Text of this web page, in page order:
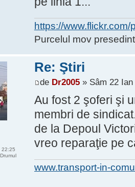
https://
Purcelul mov
Re: Ştiri
de Dr2005» Sâm 22 Ian
Au fost 2 şoferi şi
membri de
de la Depoul
vreo reparaţie pe
www.transport-in-
22:25